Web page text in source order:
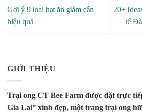
Gợi ý 9 loại hạt ăn giảm cân
hiệu quả
20+
tế
GIỚI THIỆU
Trại ong CT Bee Farm được đặt trực
Gia Lai” xinh đẹp, một trang trại ong